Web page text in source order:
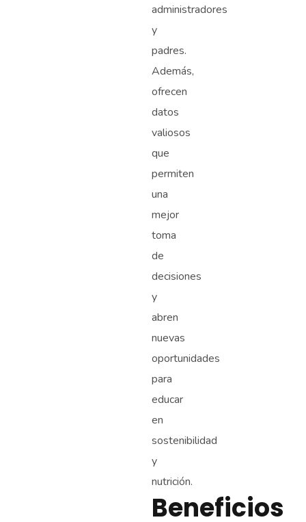
administradores
y
padres.
Además,
ofrecen
datos
valiosos
que
permiten
una
mejor
toma
de
decisiones
y
abren
nuevas
oportunidades
para
educar
en
sostenibilidad
y
nutrición.
Beneficios